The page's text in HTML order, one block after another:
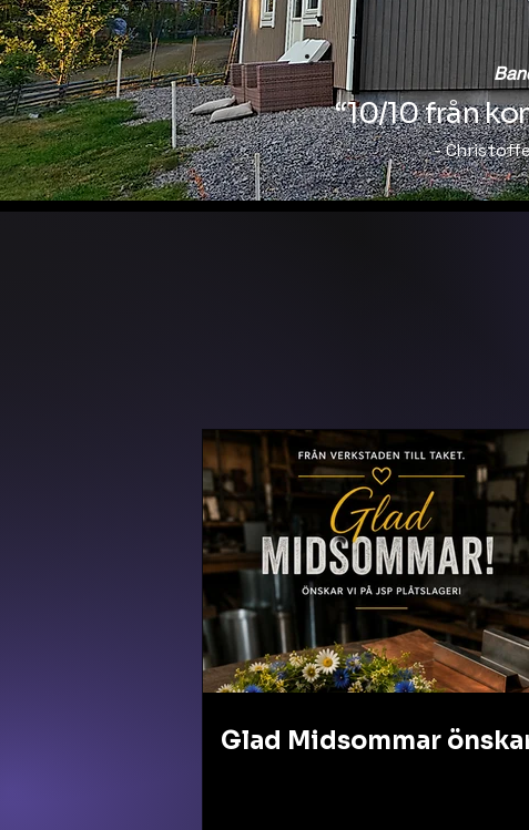
“10/10 från
-
Glad Midsommar önskar